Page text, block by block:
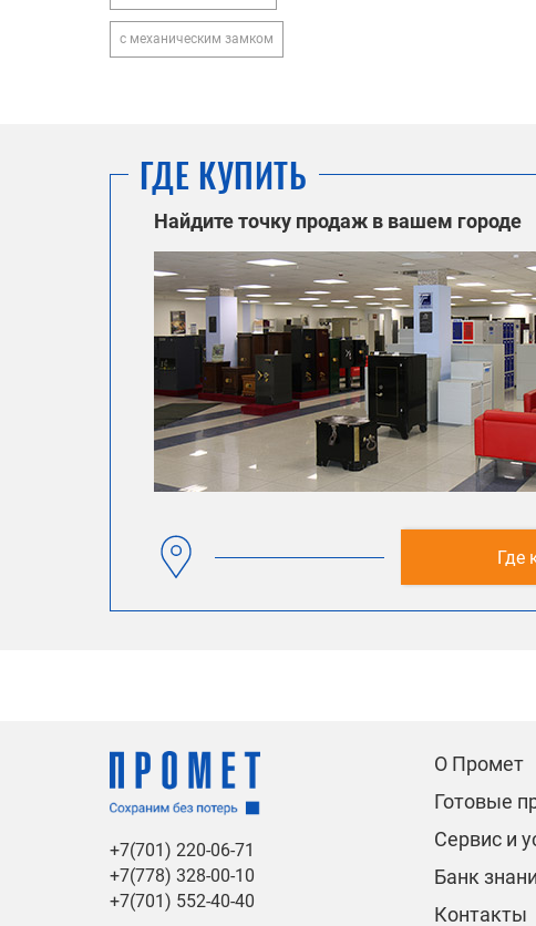
с механическим замком
ГДЕ КУПИТЬ
Найдите точку продаж в вашем городе
Где
+7(701) 220-06-71
+7(778) 328-00-10
+7(701) 552-40-40
О Промет
Готовые
Сервис и
Банк
Контакты